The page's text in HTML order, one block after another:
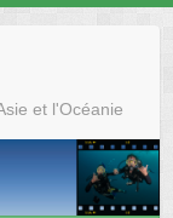
et l'Océanie